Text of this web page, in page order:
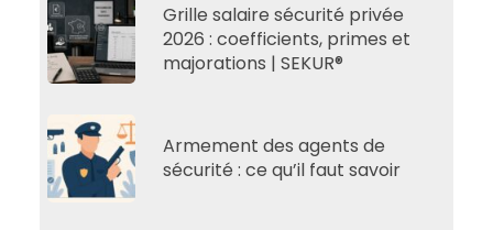
Grille salaire sécurité privée
2026 : coefficients, primes et
majorations | SEKUR®
Armement des agents de
sécurité : ce qu’il faut savoir